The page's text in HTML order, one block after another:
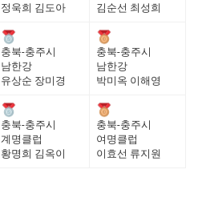
정욱희 김도아
김순선 최성희
충북-충주시
남한강
유상순 장미경
충북-충주시
남한강
박미옥 이해영
충북-충주시
계명클럽
황명희 김옥이
충북-충주시
여명클럽
이효선 류지원